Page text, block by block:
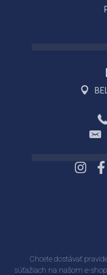
Chcete dostávať
súťažiach na našom e-